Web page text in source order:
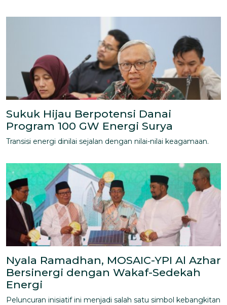
Sukuk Hijau Berpotensi Danai
Program 100 GW Energi Surya
Transisi energi dinilai sejalan dengan nilai-nilai keagamaan.
Nyala Ramadhan, MOSAIC-YPI Al Azhar
Bersinergi dengan Wakaf-Sedekah
Energi
Peluncuran inisiatif ini menjadi salah satu simbol kebangkitan